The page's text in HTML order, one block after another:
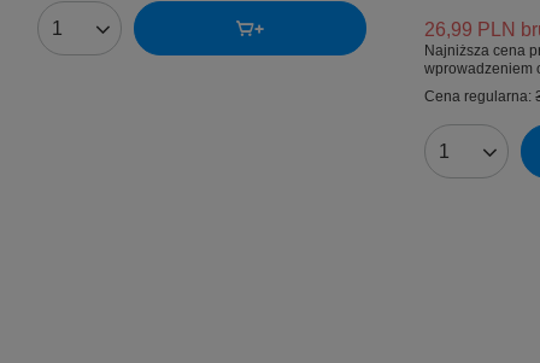
Ilość produktów 26,99 PLN
Najniższa cena
wprowadzeniem
Cena regularna:
Ilość